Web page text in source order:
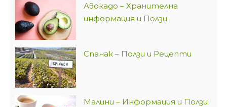
Авокадо – Хранителна
информация и Ползи
Спанак – Ползи и Рецепти
Малини – Информация и Ползи